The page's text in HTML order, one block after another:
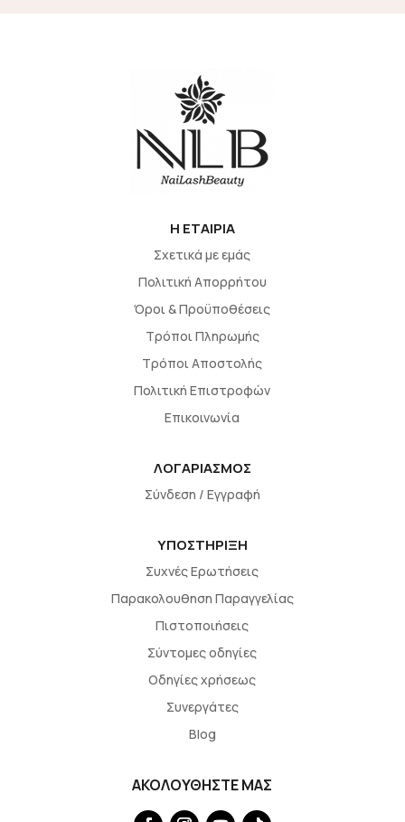
H EΤΑΙΡΙΑ
Σχετικά με εμάς
Πολιτική Απορρήτου
Όροι & Προϋποθέσεις
Τρόποι Πληρωμής
Τρόποι Αποστολής
Πολιτική Επιστροφών
Επικοινωνία
ΛΟΓΑΡΙΑΣΜΟΣ
Σύνδεση / Εγγραφή
ΥΠΟΣΤΗΡΙΞΗ
Συχνές Ερωτήσεις
Παρακολουθηση Παραγγελίας
Πιστοποιήσεις
Σύντομες οδηγίες
Οδηγίες χρήσεως
Συνεργάτες
Blog
ΑΚΟΛΟΥΘΗΣΤΕ ΜΑΣ